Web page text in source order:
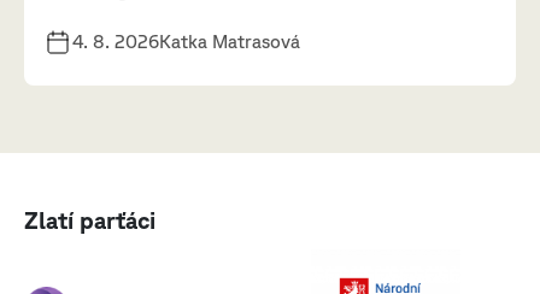
4. 8. 2026Katka Matrasová
Zlatí parťáci